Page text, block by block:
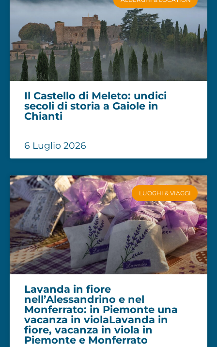
Il Castello di Meleto: undici
secoli di storia a Gaiole in
Chianti
6 Luglio 2026
LUOGHI & VIAGGI
Lavanda in fiore
nell’Alessandrino e nel
Monferrato: in Piemonte una
vacanza in violaLavanda in
fiore, vacanza in viola in
Piemonte e Monferrato